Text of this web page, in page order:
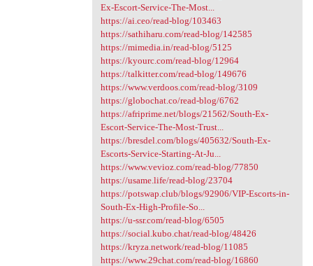
Ex-Escort-Service-The-Most...
https://ai.ceo/read-blog/103463
https://sathiharu.com/read-blog/142585
https://mimedia.in/read-blog/5125
https://kyourc.com/read-blog/12964
https://talkitter.com/read-blog/149676
https://www.verdoos.com/read-blog/3109
https://globochat.co/read-blog/6762
https://afriprime.net/blogs/21562/South-Ex-
Escort-Service-The-Most-Trust...
https://bresdel.com/blogs/405632/South-Ex-
Escorts-Service-Starting-At-Ju...
https://www.vevioz.com/read-blog/77850
https://usame.life/read-blog/23704
https://potswap.club/blogs/92906/VIP-Escorts-in-
South-Ex-High-Profile-So...
https://u-ssr.com/read-blog/6505
https://social.kubo.chat/read-blog/48426
https://kryza.network/read-blog/11085
https://www.29chat.com/read-blog/16860